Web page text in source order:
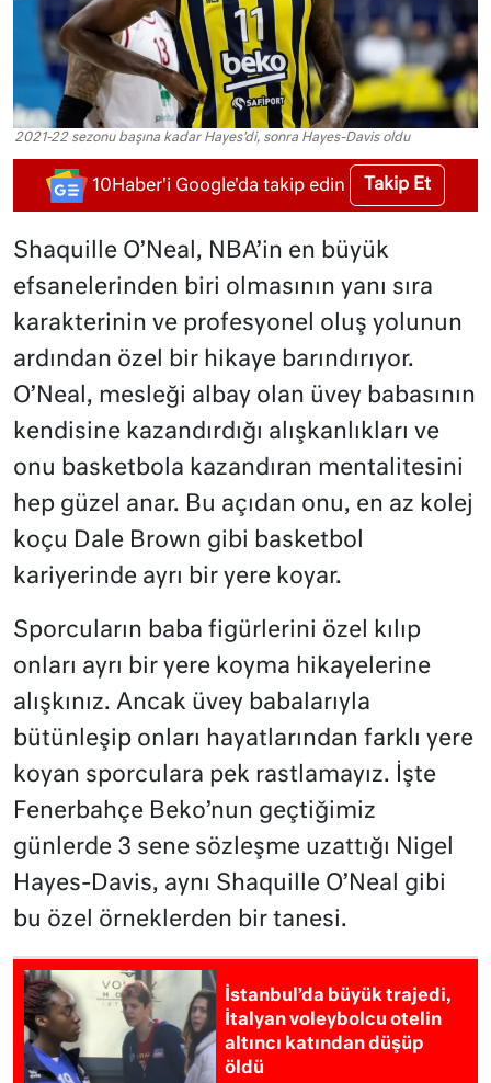
2021-22 sezonu başına kadar Hayes'di, sonra Hayes-Davis oldu
10Haber'i Google'da takip edin Takip Et
Shaquille O’Neal, NBA’in en büyük
efsanelerinden biri olmasının yanı sıra
karakterinin ve profesyonel oluş yolunun
ardından özel bir hikaye barındırıyor.
O’Neal, mesleği albay olan üvey babasının
kendisine kazandırdığı alışkanlıkları ve
onu basketbola kazandıran mentalitesini
hep güzel anar. Bu açıdan onu, en az kolej
koçu Dale Brown gibi basketbol
kariyerinde ayrı bir yere koyar.
Sporcuların baba figürlerini özel kılıp
onları ayrı bir yere koyma hikayelerine
alışkınız. Ancak üvey babalarıyla
bütünleşip onları hayatlarından farklı yere
koyan sporculara pek rastlamayız. İşte
Fenerbahçe Beko’nun geçtiğimiz
günlerde 3 sene sözleşme uzattığı Nigel
Hayes-Davis, aynı Shaquille O’Neal gibi
bu özel örneklerden bir tanesi.
İstanbul’da büyük trajedi,
İtalyan voleybolcu otelin
altıncı katından düşüp
öldü